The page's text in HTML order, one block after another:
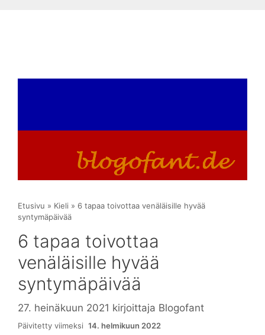
Etusivu » Kieli » 6 tapaa toivottaa venäläisille hyvää
syntymäpäivää
6 tapaa toivottaa
venäläisille hyvää
syntymäpäivää
27. heinäkuun 2021 kirjoittaja Blogofant
Päivitetty viimeksi 14. helmikuun 2022